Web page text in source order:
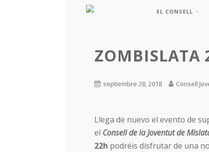
EL CONSELL
ZOMBISLATA
septiembre 28, 2018 Consell
Llega de nuevo el evento de
el Consell de la Joventut de
22h podréis disfrutar de una